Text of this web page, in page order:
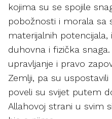
kojima su se spojile
pobožnosti i morala sa
materijalnih
duhovna i fizička
upravljanje i pravo
Zemlji, pa su
poveli su svijet putem
Allahovoj strani u svim